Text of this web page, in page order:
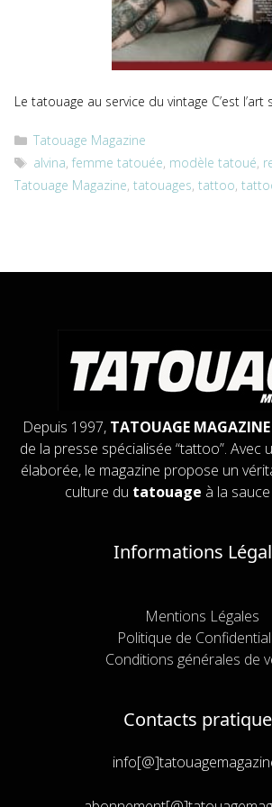
Le tatouage au service du vintage C’est
Catégories
Tatouage Magazine
Étiquettes
alvina,femme tatouée, modèle tatoué,
Tatouage Magazine, tatouages, tattoo,
Depuis 1997, TATOUAGE MAGAZINE
de la presse spécialisée “tattoo”. Avec
élaborée, le magazine propose un
culture du tatouage à la
Informations
Mentions Légales
Politique de
Conditions générales de
Contacts